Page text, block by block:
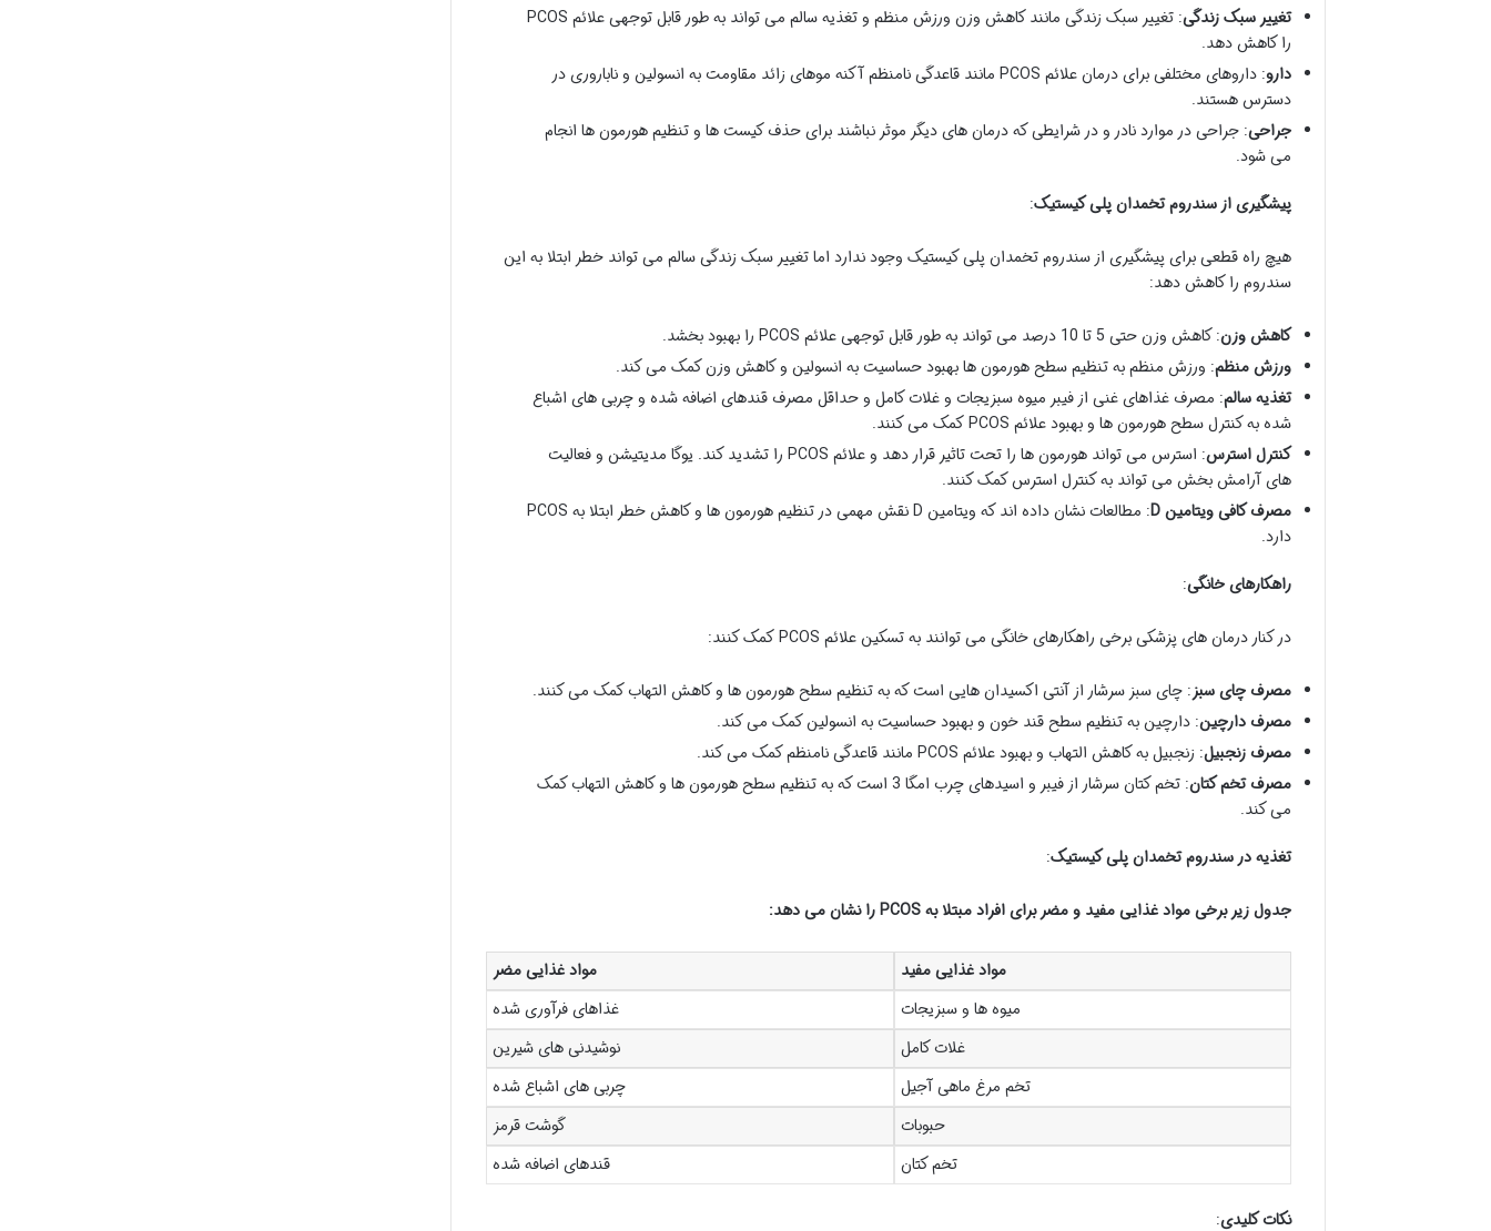
تغییر سبک زندگی
: تغییر سبک زندگی مانند کاهش وزن ورزش منظم و تغذیه سالم می تواند به طور قابل توجهی علائم PCOS
را کاهش دهد.
دارو
: داروهای مختلفی برای درمان علائم PCOS مانند قاعدگی نامنظم آکنه موهای زائد مقاومت به انسولین و ناباروری در
دسترس هستند.
جراحی: جراحی در موارد نادر و در شرایطی که درمان های دیگر موثر نباشند برای حذف کیست ها و تنظیم هورمون ها انجام
می شود.
پیشگیری از سندروم تخمدان پلی کیستیک:
هیچ راه قطعی برای پیشگیری از سندروم تخمدان پلی کیستیک وجود ندارد اما تغییر سبک زندگی سالم می تواند خطر ابتلا به این
سندروم را کاهش دهد:
کاهش وزن: کاهش وزن حتی 5 تا 10 درصد می تواند به طور قابل توجهی علائم PCOS را بهبود بخشد.
ورزش منظم: ورزش منظم به تنظیم سطح هورمون ها بهبود حساسیت به انسولین و کاهش وزن کمک می کند.
تغذیه سالم: مصرف غذاهای غنی از فیبر میوه سبزیجات و غلات کامل و حداقل مصرف قندهای اضافه شده و چربی های اشباع
شده به کنترل سطح هورمون ها و بهبود علائم PCOS کمک می کنند.
کنترل استرس
: استرس می تواند هورمون ها را تحت تاثیر قرار دهد و علائم PCOS را تشدید کند. یوگا مدیتیشن و فعالیت
های آرامش بخش می تواند به کنترل استرس کمک کنند.
مصرف کافی ویتامین D
: مطالعات نشان داده اند که ویتامین D نقش مهمی در تنظیم هورمون ها و کاهش خطر ابتلا به PCOS
دارد.
راهکارهای خانگی:
در کنار درمان های پزشکی برخی راهکارهای خانگی می توانند به تسکین علائم PCOS کمک کنند:
مصرف چای سبز: چای سبز سرشار از آنتی اکسیدان هایی است که به تنظیم سطح هورمون ها و کاهش التهاب کمک می کنند.
مصرف دارچین: دارچین به تنظیم سطح قند خون و بهبود حساسیت به انسولین کمک می کند.
مصرف زنجبیل: زنجبیل به کاهش التهاب و بهبود علائم PCOS مانند قاعدگی نامنظم کمک می کند.
مصرف تخم کتان
: تخم کتان سرشار از فیبر و اسیدهای چرب امگا 3 است که به تنظیم سطح هورمون ها و کاهش التهاب کمک
می کند.
تغذیه در سندروم تخمدان پلی کیستیک:
جدول زیر برخی مواد غذایی مفید و مضر برای افراد مبتلا به PCOS را نشان می دهد:
مواد غذایی مفید
مواد غذایی مضر
میوه ها و سبزیجات
غذاهای فرآوری شده
غلات کامل
نوشیدنی های شیرین
تخم مرغ ماهی آجیل
چربی های اشباع شده
حبوبات
گوشت قرمز
تخم کتان
قندهای اضافه شده
نکات کلیدی: